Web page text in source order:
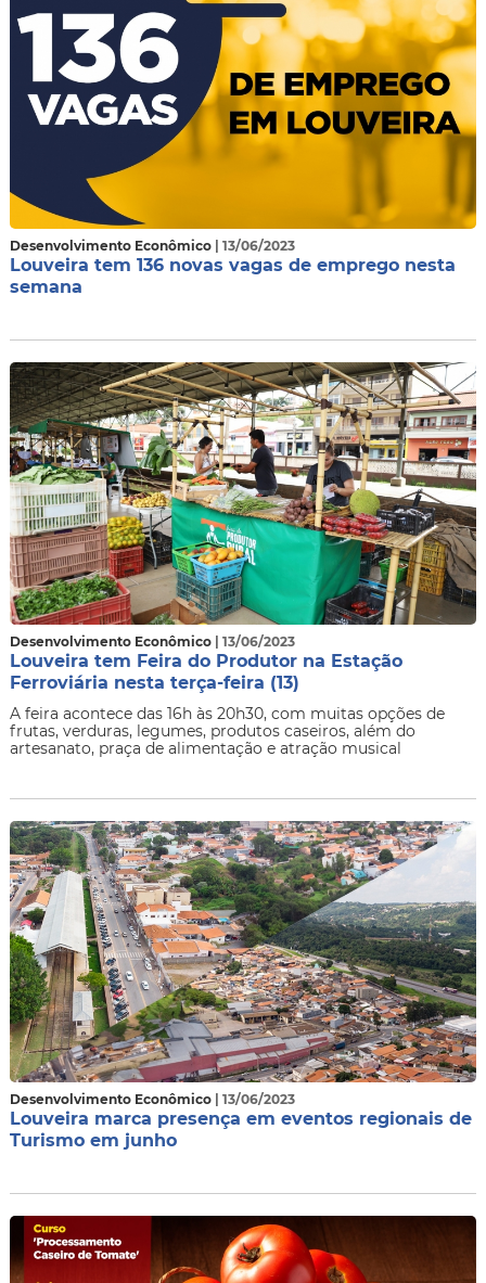
Desenvolvimento Econômico | 13/06/2023
Louveira tem 136 novas vagas de emprego nesta
semana
Desenvolvimento Econômico | 13/06/2023
Louveira tem Feira do Produtor na Estação
Ferroviária nesta terça-feira (13)
A feira acontece das 16h às 20h30, com muitas opções de
frutas, verduras, legumes, produtos caseiros, além do
artesanato, praça de alimentação e atração musical
Desenvolvimento Econômico | 13/06/2023
Louveira marca presença em eventos regionais de
Turismo em junho